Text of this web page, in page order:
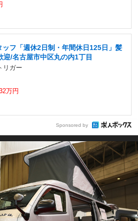
ッフ「週休2日制・年間休日125日」髪
/名古屋市中区丸の内1丁目
リガー
万円
Sponsored by